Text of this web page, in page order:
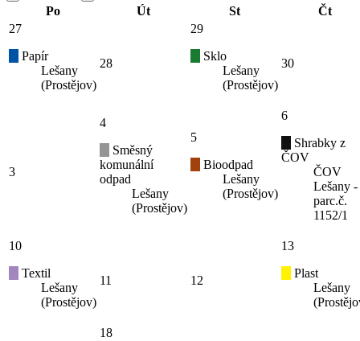
Po
Út St
Čt
27
Papír
Lešany
(Prostějov)
28
29
Sklo
Lešany
(Prostějov)
30
3
4
Směsný
komunální
odpad
Lešany
(Prostějov)
5
Bioodpad
Lešany
(Prostějov)
6
Shrabky z
ČOV
ČOV
Lešany -
parc.č.
1152/1
10
Textil
Lešany
(Prostějov)
11 12
13
Plast
Lešany
18